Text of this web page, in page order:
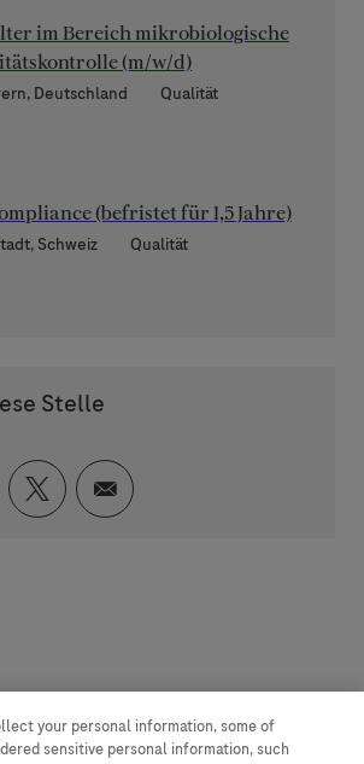
im Bereich mikrobiologische
(m/w/d)
Deutschland Kategorie
Qualität
(befristet für 1,5 Jahre)
Schweiz Kategorie
Qualität
Stelle
teilen
Facebook teilen
Über Twitter teilen
Per E-Mail teilen
your personal information, some of
sensitive personal information, such